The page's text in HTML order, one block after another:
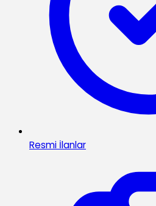
Resmi İlanlar